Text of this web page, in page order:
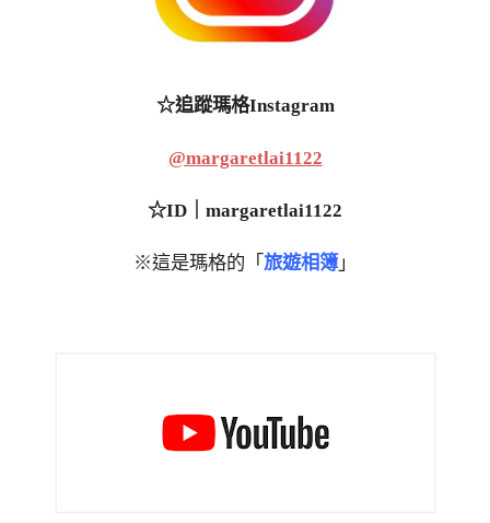
☆追蹤瑪格Instagram
@margaretlai1122
☆ID｜margaretlai1122
※這是瑪格的「 旅遊相簿 」